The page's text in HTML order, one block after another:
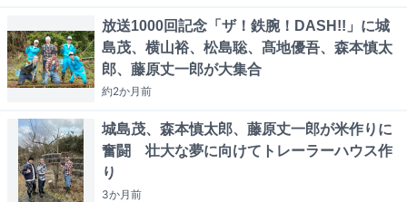
放送1000回記念「ザ！鉄腕！DASH!!」に城
島茂、横山裕、松島聡、髙地優吾、森本慎太
郎、藤原丈一郎が大集合
約2か月前
城島茂、森本慎太郎、藤原丈一郎が米作りに
奮闘 壮大な夢に向けてトレーラーハウス作
り
3か月前